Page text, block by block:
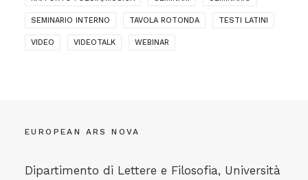
SEMINARIO INTERNO TAVOLA ROTONDA TESTI LATINI
VIDEO VIDEOTALK WEBINAR
EUROPEAN ARS NOVA
Dipartimento di Lettere e Filosofia, Università